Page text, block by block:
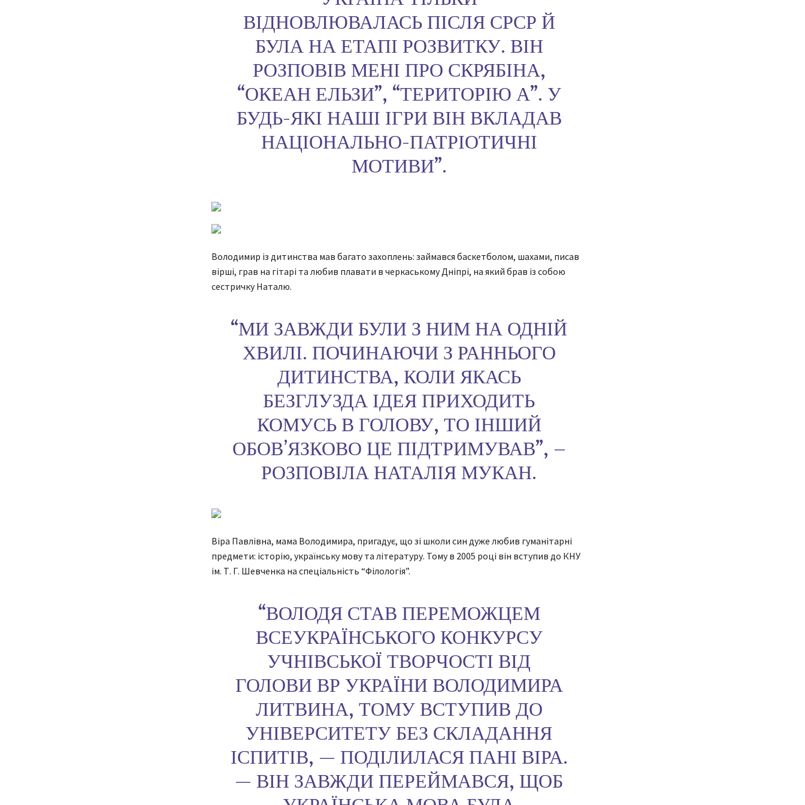
ВІДНОВЛЮВАЛАСЬ ПІСЛЯ СРСР Й
БУЛА НА ЕТАПІ РОЗВИТКУ. ВІН
РОЗПОВІВ МЕНІ ПРО СКРЯБІНА,
“ОКЕАН ЕЛЬЗИ”, “ТЕРИТОРІЮ А”. У
БУДЬ-ЯКІ НАШІ ІГРИ ВІН ВКЛАДАВ
НАЦІОНАЛЬНО-ПАТРІОТИЧНІ
МОТИВИ”.
Володимир із дитинства мав багато захоплень: займався баскетболом, шахами, писав
вірші, грав на гітарі та любив плавати в черкаському Дніпрі, на який брав із собою
сестричку Наталю.
“МИ ЗАВЖДИ БУЛИ З НИМ НА ОДНІЙ
ХВИЛІ. ПОЧИНАЮЧИ З РАННЬОГО
ДИТИНСТВА, КОЛИ ЯКАСЬ
БЕЗГЛУЗДА ІДЕЯ ПРИХОДИТЬ
КОМУСЬ В ГОЛОВУ, ТО ІНШИЙ
ОБОВʼЯЗКОВО ЦЕ ПІДТРИМУВАВ”, –
РОЗПОВІЛА НАТАЛІЯ МУКАН.
Віра Павлівна, мама Володимира, пригадує, що зі школи син дуже любив гуманітарні
предмети: історію, українську мову та літературу. Тому в 2005 році він вступив до КНУ
ім. Т. Г. Шевченка на спеціальність “Філологія”.
“ВОЛОДЯ СТАВ ПЕРЕМОЖЦЕМ
ВСЕУКРАЇНСЬКОГО КОНКУРСУ
УЧНІВСЬКОЇ ТВОРЧОСТІ ВІД
ГОЛОВИ ВР УКРАЇНИ ВОЛОДИМИРА
ЛИТВИНА, ТОМУ ВСТУПИВ ДО
УНІВЕРСИТЕТУ БЕЗ СКЛАДАННЯ
ІСПИТІВ, — ПОДІЛИЛАСЯ ПАНІ ВІРА.
— ВІН ЗАВЖДИ ПЕРЕЙМАВСЯ, ЩОБ